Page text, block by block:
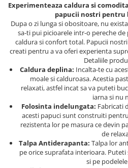
Experimenteaza caldura si
papucii nostri pentru
Dupa o zi lunga si obositoare, nu
sa-ti pui picioarele intr-o pereche de
caldura si confort total. Papucii
creati pentru a va oferi experienta
Detaliile
Caldura deplina: Incalta-te cu
moale si calduroasa. Acestia
relaxati, astfel incat sa va puteti
iarna si nu
Folosinta indelungata: Fabricati
acesti papuci sunt construiti
rezistenta lor pe masura ce devin
de
Talpa Antiderapanta: Talpa lor
pe orice suprafata interioara.
si pe